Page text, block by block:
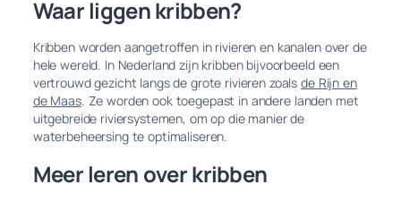
Waar liggen kribben?
Kribben worden aangetroffen in rivieren en kanalen over de
hele wereld. In Nederland zijn kribben bijvoorbeeld een
vertrouwd gezicht langs de grote rivieren zoalsde Rijn en
de Maas. Ze worden ook toegepast in andere landen met
uitgebreide riviersystemen, om op die manier de
waterbeheersing te optimaliseren.
Meer leren over kribben